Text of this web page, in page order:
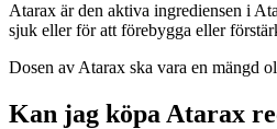
Atarax är den aktiva ingrediensen i
sjuk eller för att förebygga eller
Dosen av Atarax ska vara en mängd
Kan jag köpa Atarax